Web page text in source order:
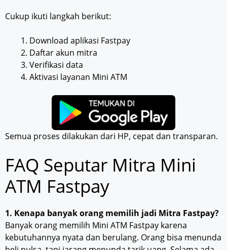
Cukup ikuti langkah berikut:
Download aplikasi Fastpay
Daftar akun mitra
Verifikasi data
Aktivasi layanan Mini ATM
Semua proses dilakukan dari HP, cepat dan transparan.
FAQ Seputar Mitra Mini
ATM Fastpay
1. Kenapa banyak orang memilih jadi Mitra Fastpay?
Banyak orang memilih Mini ATM Fastpay karena
kebutuhannya nyata dan berulang. Orang bisa menunda